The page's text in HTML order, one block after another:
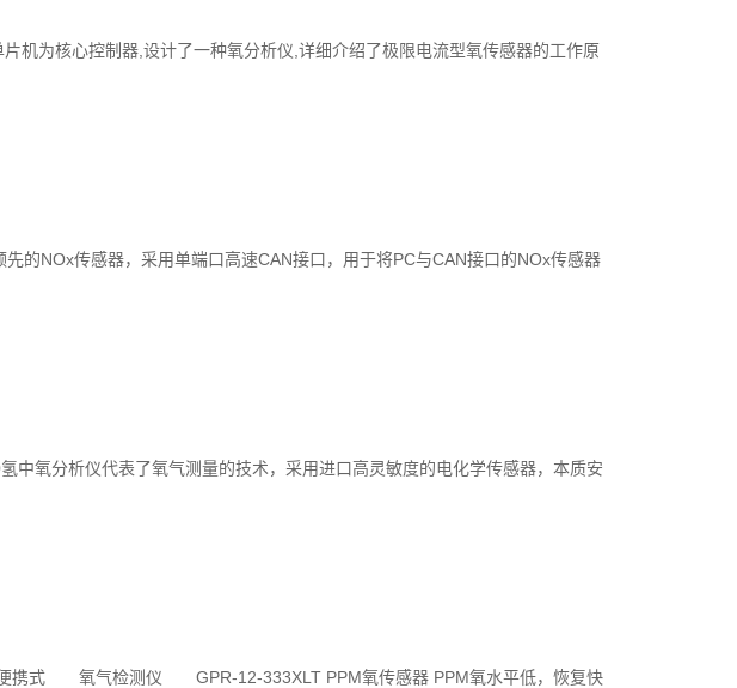
为核心控制器,设计了一种氧分析仪,详细介绍了极限电流型氧传感器的工作原
传感器，采用单端口高速CAN接口，用于将PC与CAN接口的NOx传感器
析仪代表了氧气测量的技术，采用进口高灵敏度的电化学传感器，本质安
式 氧气检测仪 GPR-12-333XLT PPM氧传感器 PPM氧水平低，恢复快